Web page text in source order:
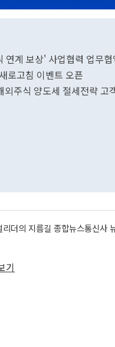
계 보상' 사업협력 업무협
로고침 이벤트 오픈
주식 양도세 절세전략 고
리더의 지름길 종합뉴스통신
기